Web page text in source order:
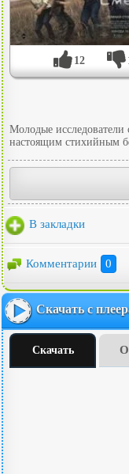
12
Молодые
настоящим стихийным
В закладки
Комментарии 0
Скачать с
Скачать